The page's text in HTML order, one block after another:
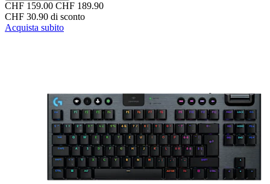
CHF 159.00 CHF 189.90
CHF 30.90 di sconto
Acquista subito